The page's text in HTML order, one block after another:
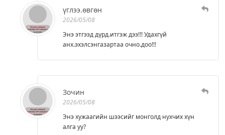
үглээ.өвгөн
2026/05/08
Энэ этгээд дүрд.итгэж дээ!!! Удахгүй
анх.эхэлсэнгазартаа очно.доо!!!
Зочин
2026/05/08
Энэ хужаагийн шээсийг монголд нухчих хүн
алга уу?